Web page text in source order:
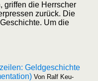
grif­fen die Herr­scher
zurück. Die
Um die
Geld­ge­schich­te
Von Ralf Keu­